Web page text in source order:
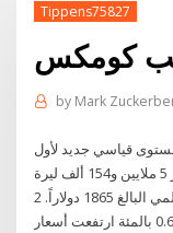
Tippens75827
كومكس
by Mark
قياسي جديد لأول
مرة في تاريخ الذهب السوري، حيث وصل السعر 5 ملايين و154 ألف ليرة
سورية، وذلك وفقاً لسعرها العالمي البالغ 1865 دولاراً. 2 days ago ·
ارتفاع سعر الذهب في المعاملات الفورية بنسبة 0.6 بالمئة ارتفعت أسعار